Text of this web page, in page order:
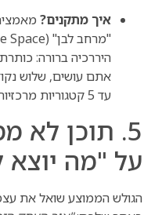
איך מתקנים?
היררכיה ברורה:
אתם עושים, שלוש
עד 5 קטגוריות מרכזיות.
5. תוכן לא
על "מה יוצא
הגולש הממוצע שואל את